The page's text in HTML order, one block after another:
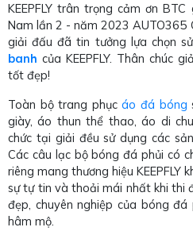
KEEPFLY trân trọng cảm ơn
Nam lần 2 - năm 2023
giải đấu đã tin tưởng lựa chọn
banh của KEEPFLY. Thân chúc
tốt đẹp!
Toàn bộ trang phụcáo đá bóng
giày, áo thun thể thao, áo di
chức tại giải đều sử dụng các
Các câu lạc bộ bóng đá phủi có
riêng mang thương hiệu KEEPFLY
sự tự tin và thoải mái nhất khi thi
đẹp, chuyên nghiệp của bóng
hâm mộ.